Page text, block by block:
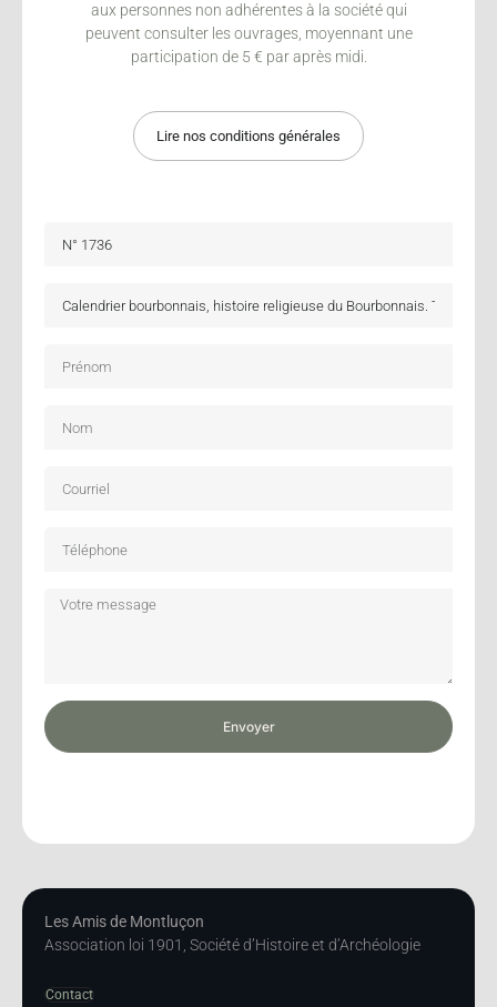
aux personnes non adhérentes à la société qui
peuvent consulter les ouvrages, moyennant une
participation de 5 € par après midi.
Lire nos conditions générales
Envoyer
Les Amis de Montluçon
Association loi 1901, Société d’Histoire et d’Archéologie
Contact